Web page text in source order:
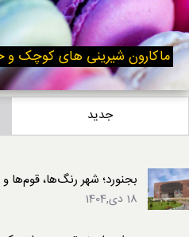
ماکارون شیرینی های کوچک و
جدید
بجنورد؛ شهر رنگ‌ها،
18 دی,1404